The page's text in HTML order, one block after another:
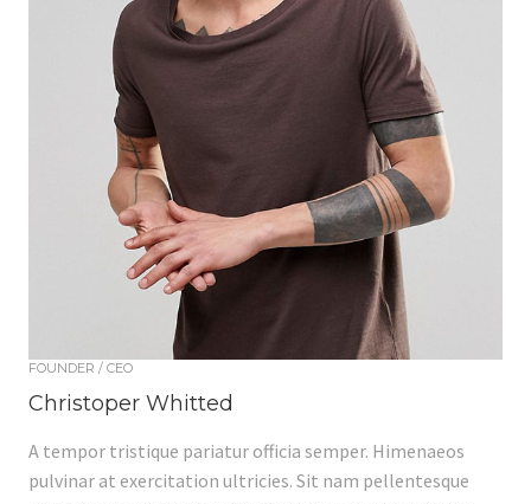
FOUNDER / CEO
Christoper Whitted
A tempor tristique pariatur officia semper. Himenaeos
pulvinar at exercitation ultricies. Sit nam pellentesque